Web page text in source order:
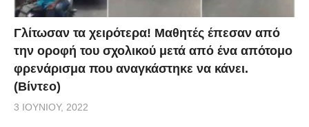
Γλίτωσαν τα χειρότερα! Μαθητές έπεσαν από
την οροφή του σχολικού μετά από ένα απότομο
φρενάρισμα που αναγκάστηκε να κάνει.
(Βίντεο)
3 ΙΟΥΝΊΟΥ, 2022